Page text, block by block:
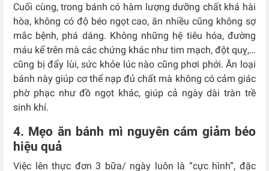
Cuối cùng, trong bánh có hàm lượng dưỡng chất khá hài
hòa, không có độ béo ngọt cao, ăn nhiều cũng không sợ
mắc bệnh, phá dáng. Không những hệ tiêu hóa, đường
máu kể trên mà các chứng khác như tim mạch, đột quỵ,…
cũng bị đẩy lùi, sức khỏe lúc nào cũng phơi phới. Ăn loại
bánh này giúp cơ thể nạp đủ chất mà không có cảm giác
phờ phạc như đồ ngọt khác, giúp cả ngày dài tràn trề
sinh khí.
4. Mẹo ăn bánh mì nguyên cám giảm béo
hiệu quả
Việc lên thực đơn 3 bữa/ ngày luôn là “cực hình”, đặc